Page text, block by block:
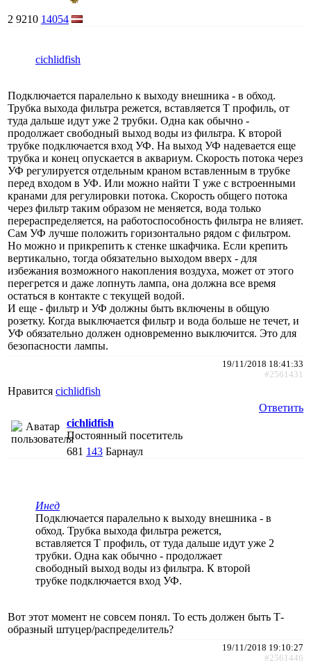
2 9210 14054
cichlidfish
Подключается паралельно к выходу внешника - в обход.
Трубка выхода фильтра режется, вставляется Т профиль, от
туда дальше идут уже 2 трубки. Одна как обычно -
продолжает свободный выход воды из фильтра. К второй
трубке подключается вход УФ. На выход УФ надевается еще
трубка и конец опускается в аквариум. Скорость потока через
УФ регулируется отдельным краном вставленным в трубке
перед входом в УФ. Или можно найти Т уже с встроенными
кранами для регулировки потока. Скорость общего потока
через фильтр таким образом не меняется, вода только
перераспределяется, на работоспособность фильтра не влияет.
Сам УФ лучше положить горизонтально рядом с фильтром.
Но можно и прикрепить к стенке шкафчика. Если крепить
вертикально, тогда обязательно выходом вверх - для
избежания возможного накопления воздуха, может от этого
перегрется и даже лопнуть лампа, она должна все время
остаться в контакте с текущей водой.
И еще - фильтр и УФ должны быть включены в общую
розетку. Когда выключается фильтр и вода больше не течет, и
УФ обязательно должен одновременно выключится. Это для
безопасности лампы.
19/11/2018 18:41:33
#2561431
Нравится cichlidfish
Ответить
cichlidfish
Постоянный посетитель
681 143 Барнаул
Инед
Подключается паралельно к выходу внешника - в
обход. Трубка выхода фильтра режется,
вставляется Т профиль, от туда дальше идут уже 2
трубки. Одна как обычно - продолжает
свободный выход воды из фильтра. К второй
трубке подключается вход УФ.
Вот этот момент не совсем понял. То есть должен быть Т-
образный штуцер/распределитель?
19/11/2018 19:10:27
#2561446